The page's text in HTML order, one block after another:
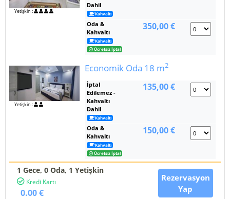
Yetişkin :
Dahil
Kahvaltı
Oda &
Kahvaltı
Kahvaltı
Ücretsiz İptal
350,00 €
Yetişkin :
Economik Oda 18 m2
İptal
Edilemez -
Kahvaltı
Dahil
Kahvaltı
135,00 €
Oda &
Kahvaltı
Kahvaltı
Ücretsiz İptal
150,00 €
1 Gece, 0 Oda, 1 Yetişkin
Kredi Kartı
0.00 €
Rezervasyon
Yap